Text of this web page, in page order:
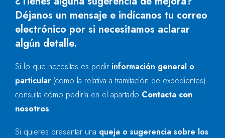
Déjanos un mensaje e indícanos tu correo
electrónico por si necesitamos aclarar
algún detalle.
Si lo que necesitas es pedir información general o
particular (como la relativa a tramitación de expedientes)
consulta cómo pedirla en el apartado Contacta con
nosotros.
Si quieres presentar una queja o sugerencia sobre los